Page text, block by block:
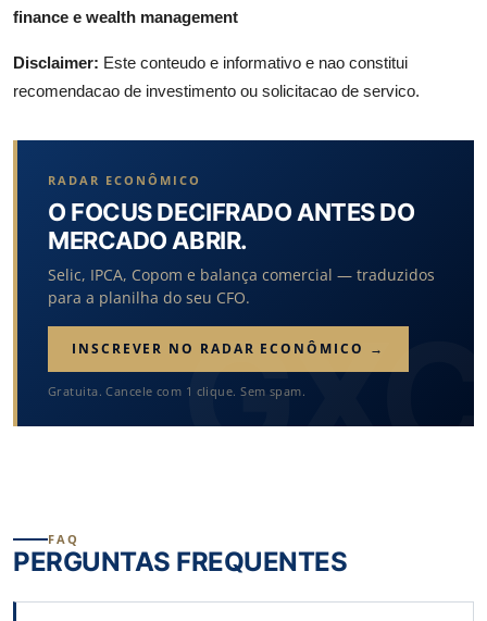
finance e wealth management
Disclaimer: Este conteudo e informativo e nao constitui
recomendacao de investimento ou solicitacao de servico.
RADAR ECONÔMICO
O FOCUS DECIFRADO ANTES DO
MERCADO ABRIR.
Selic, IPCA, Copom e balança comercial — traduzidos
para a planilha do seu CFO.
INSCREVER NO RADAR ECONÔMICO →
Gratuita. Cancele com 1 clique. Sem spam.
FAQ
PERGUNTAS FREQUENTES